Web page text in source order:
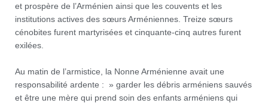
et prospère de l’Arménien ainsi que les couvents et les
institutions actives des sœurs Arméniennes. Treize sœurs
cénobites furent martyrisées et cinquante-cinq autres furent
exilées.
Au matin de l’armistice, la Nonne Arménienne avait une
responsabilité ardente : » garder les débris arméniens sauvés
et être une mère qui prend soin des enfants arméniens qui